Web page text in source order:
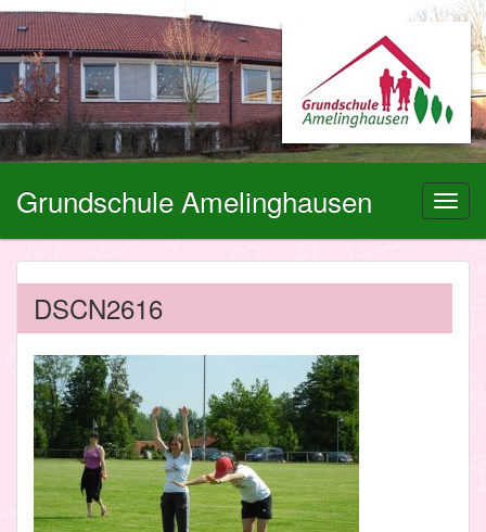
Grundschule Amelinghausen
DSCN2616